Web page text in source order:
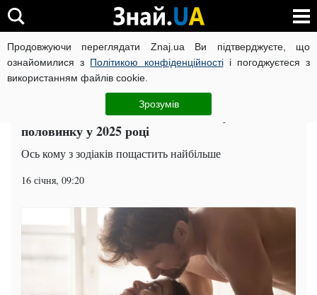
Продовжуючи переглядати Znaj.ua Ви підтверджуєте, що
ознайомилися з Політикою конфіденційностіі погоджуєтеся з
використанням файлів cookie.
Зрозумів
ВІЙНА РОСІЇ ПРОТИ УКРАЇНИ КОРОНАВІРУС В УКРАЇНІ
ЧИТАТЬ НА РУССКОМ
Час для кохання: які зодіаки знайдуть свою
половинку у 2025 році
Ось кому з зодіаків пощастить найбільше
16 січня, 09:20